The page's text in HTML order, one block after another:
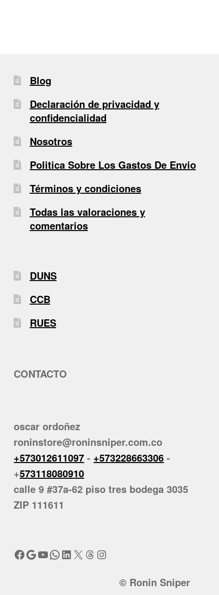
Blog
Declaración de privacidad y
confidencialidad
Nosotros
Politica Sobre Los Gastos De Envio
Términos y condiciones
Todas las valoraciones y
comentarios
DUNS
CCB
RUES
CONTACTO
oscar ordoñez
roninstore@roninsniper.com.co
+573012611097 - +573228663306 -
+573118080910
calle 9 #37a-62 piso tres bodega 3035
ZIP 111611
Facebook
Google
YouTube
WhatsApp
LinkedIn
X Threads
Instagram
© Ronin Sniper